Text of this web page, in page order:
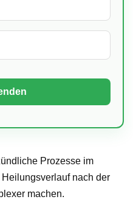
Prozesse im
nach der
machen.